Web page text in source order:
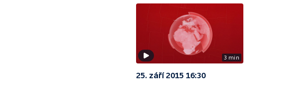
3 min
25. září 2015 16:30